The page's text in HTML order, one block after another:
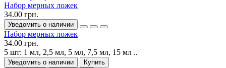
Набор мерных ложек
34.00 грн.
Уведомить о наличии
Набор мерных ложек
34.00 грн.
5 шт: 1 мл, 2,5 мл, 5 мл, 7,5 мл, 15 мл ..
Уведомить о наличии
Купить